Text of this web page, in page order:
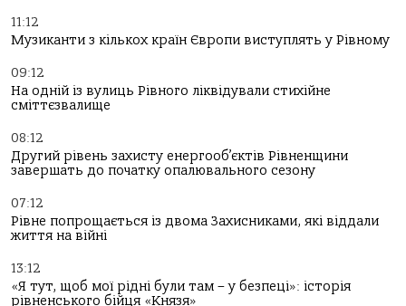
11:12
Музиканти з кількох країн Європи виступлять у Рівному
09:12
На одній із вулиць Рівного ліквідували стихійне
сміттєзвалище
08:12
Другий рівень захисту енергооб’єктів Рівненщини
завершать до початку опалювального сезону
07:12
Рівне попрощається із двома Захисниками, які віддали
життя на війні
13:12
«Я тут, щоб мої рідні були там – у безпеці»: історія
рівненського бійця «Князя»